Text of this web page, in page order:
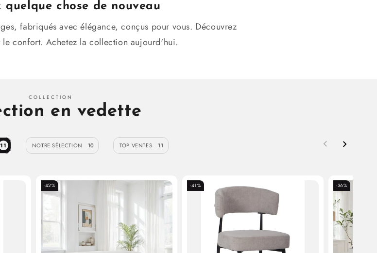
quelque chose de nouveau
fabriqués avec élégance, conçus pour vous. Découvrez
le confort. Achetez la collection aujourd'hui.
COLLECTION
en vedette
11 NOTRE SÉLECTION 10 TOP VENTES 11
-42% -41% -36%